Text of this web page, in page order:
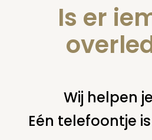
Landelijke
U bent hier: home nieuws & agenda
Is er
Wij helpen
Eén telefoontje